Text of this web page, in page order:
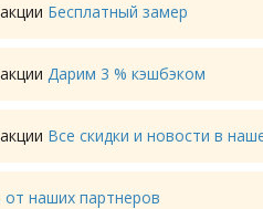
Бесплатный замер
Дарим 3 % кэшбэком
Все скидки и новости в
наших партнеров